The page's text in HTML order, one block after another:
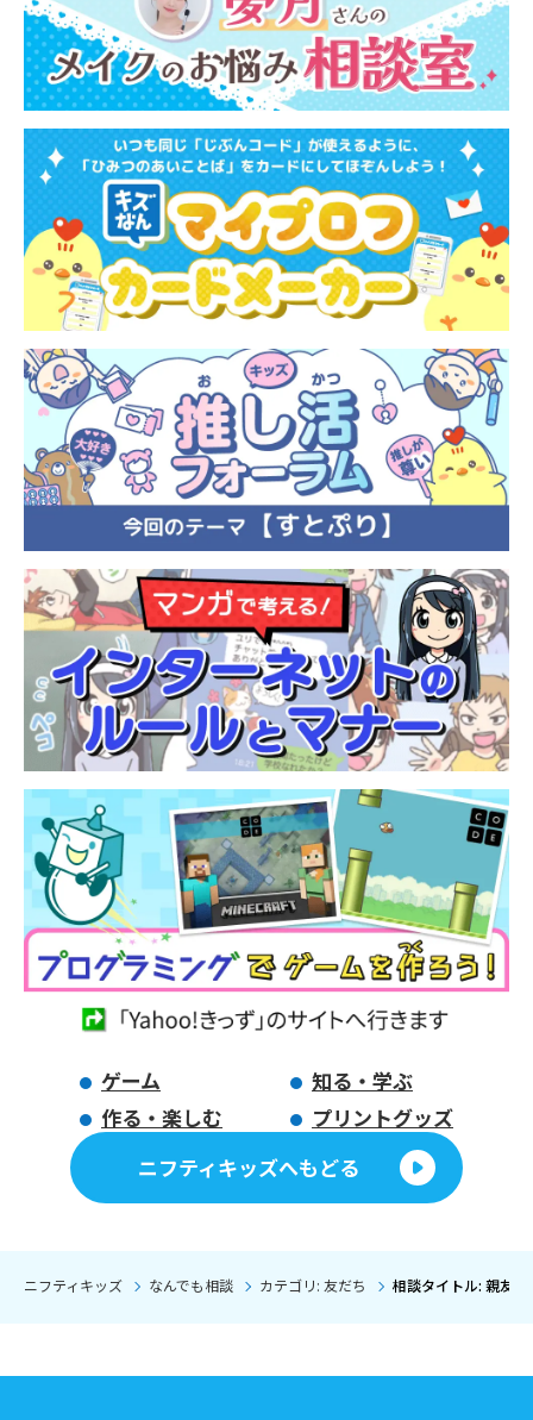
ゲーム
知る・学ぶ
作る・楽しむ
プリントグッズ
ニフティキッズへもどる
ニフティキッズ なんでも相談 カテゴリ: 友だち 相談タイトル: 親友